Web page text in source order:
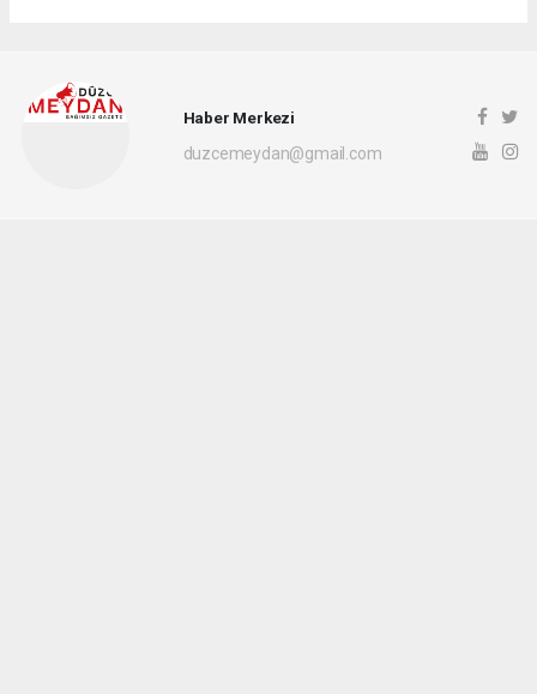
Haber Merkezi
duzcemeydan@gmail.com